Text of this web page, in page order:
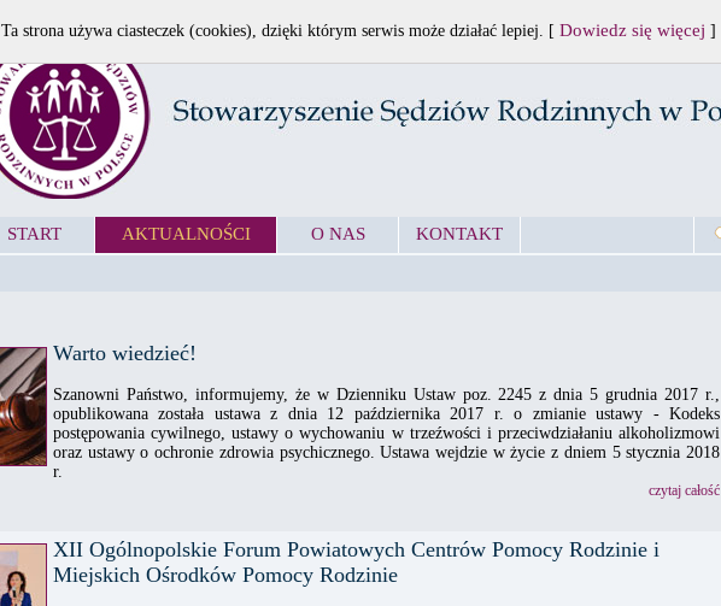
START AKTUALNOŚCI O NAS KONTAKT
Warto wiedzieć!
Szanowni Państwo, informujemy, że w Dzienniku Ustaw poz. 2245 z dnia 5 grudnia 2017 r.,
opublikowana została ustawa z dnia 12 października 2017 r. o zmianie ustawy - Kodeks
postępowania cywilnego, ustawy o wychowaniu w trzeźwości i przeciwdziałaniu alkoholizmowi
oraz ustawy o ochronie zdrowia psychicznego. Ustawa wejdzie w życie z dniem 5 stycznia 2018
r.
czytaj całość
XII Ogólnopolskie Forum Powiatowych Centrów Pomocy Rodzinie i
Miejskich Ośrodków Pomocy Rodzinie
Ta strona używa ciasteczek (cookies), dzięki którym serwis może działać lepiej. [ Dowiedz się więcej ]